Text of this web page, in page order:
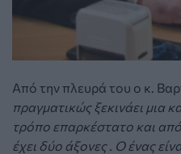
Από την πλευρά του ο κ.
πραγματικώς ξεκινάει μια
τρόπο επαρκέστατο και
έχει δύο άξονες . Ο ένας